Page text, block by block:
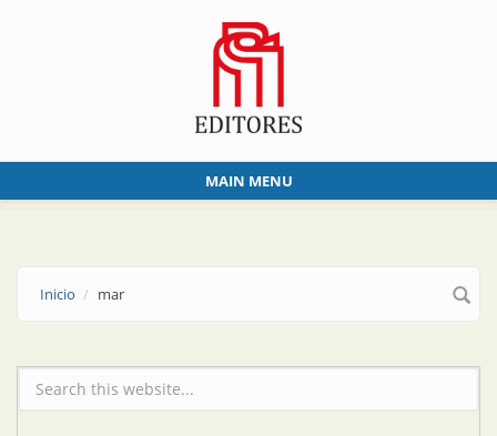
MAIN MENU
Inicio mar
Formulario de búsqueda